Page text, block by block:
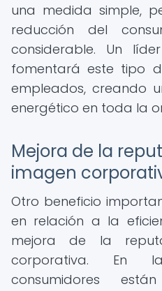
una medida simple,
reducción del
considerable. Un
fomentará este tipo
empleados, creando
energético en toda la
Mejora de la
imagen
Otro beneficio
en relación a la
mejora de la
corporativa. En
consumidores